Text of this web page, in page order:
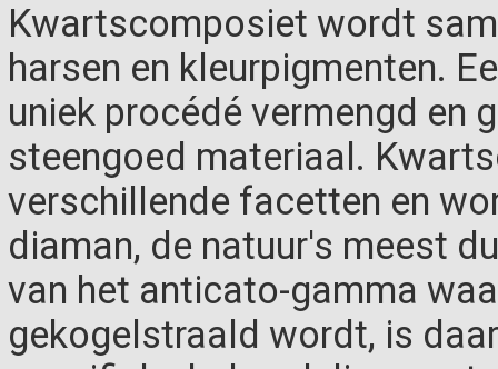
Kwartscomposiet wordt
harsen en kleurpigmenten.
uniek procédé vermengd en
steengoed materiaal.
verschillende facetten en
diaman, de natuur's meest
van het anticato-gamma
gekogelstraald wordt, is